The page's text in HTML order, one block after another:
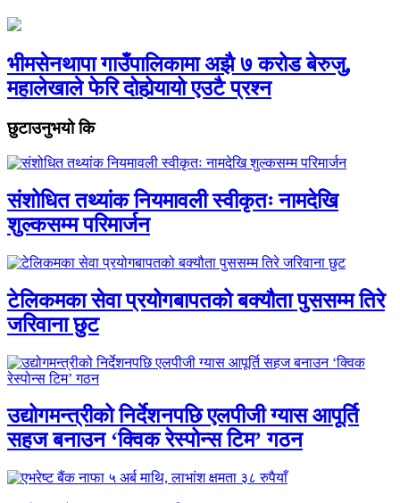
भीमसेनथापा गाउँपालिकामा अझै ७ करोड बेरुजु,
महालेखाले फेरि दोहोर्‍यायो एउटै प्रश्न
छुटाउनुभयो कि
संशोधित तथ्यांक नियमावली स्वीकृतः नामदेखि
शुल्कसम्म परिमार्जन
टेलिकमका सेवा प्रयोगबापतको बक्यौता पुससम्म तिरे
जरिवाना छुट
उद्योगमन्त्रीको निर्देशनपछि एलपीजी ग्यास आपूर्ति
सहज बनाउन ‘क्विक रेस्पोन्स टिम’ गठन